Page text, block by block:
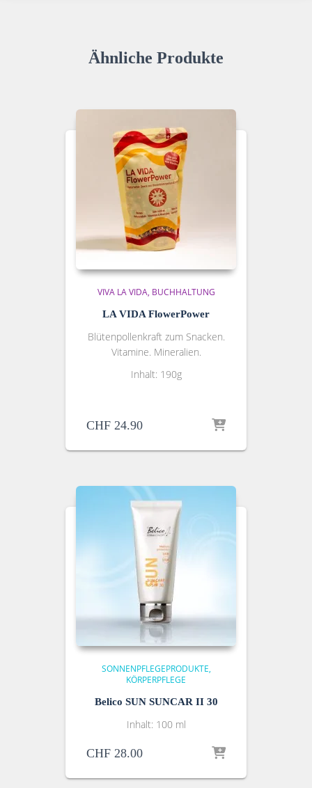
Ähnliche Produkte
VIVA LA VIDA BUCHHALTUNG
LA VIDA FlowerPower
Blütenpollenkraft zum Snacken.
Vitamine. Mineralien.
Inhalt: 190g
CHF 24.90
SONNENPFLEGEPRODUKTE
KÖRPERPFLEGE
Belico SUN SUNCAR II 30
Inhalt: 100 ml
CHF 28.00